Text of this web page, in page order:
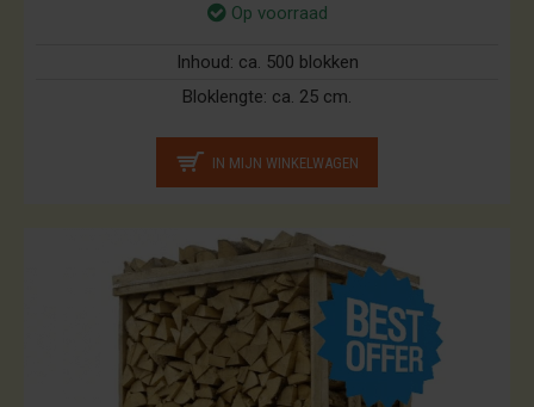
Op voorraad
Inhoud: ca. 500 blokken
Bloklengte: ca. 25 cm.
IN MIJN WINKELWAGEN